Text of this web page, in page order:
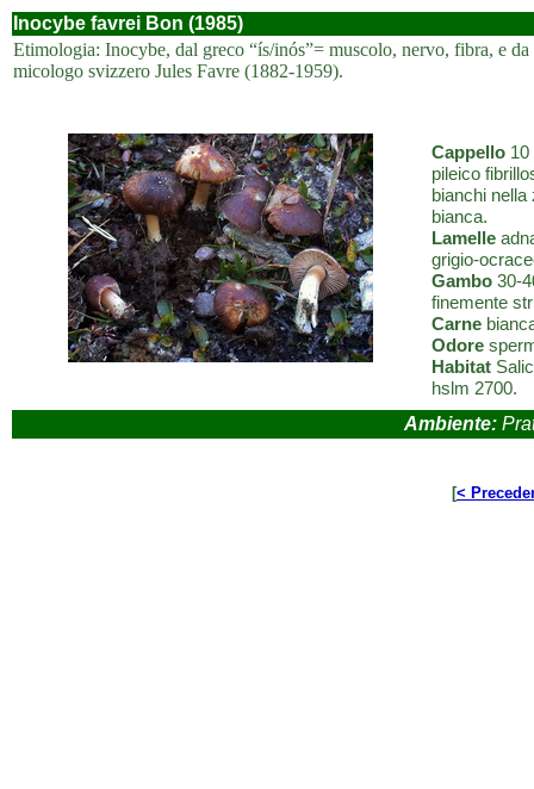
Inocybe favrei Bon (1985)
Etimologia: Inocybe, dal greco “ís/inós”= muscolo, nervo, fibra, e
micologo svizzero Jules Favre (1882-1959).
Cappello
pileico
bianchi
bianca.
Lamelle
grigio-
Gambo 30-
finemente
Carne
Odore
Habitat
hslm 2700.
Ambiente:
[<